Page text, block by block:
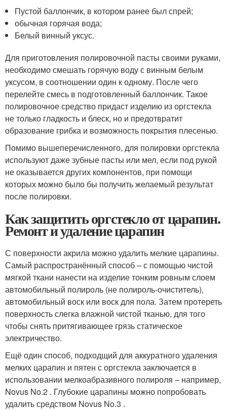
Пустой баллончик, в котором ранее был спрей;
обычная горячая вода;
Белый винный уксус.
Для приготовления полировочной пасты своими руками,
необходимо смешать горячую воду с винным белым
уксусом, в соотношении один к одному. После чего
перелейте смесь в подготовленный баллончик. Такое
полировочное средство придаст изделию из оргстекла
не только гладкость и блеск, но и предотвратит
образование грибка и возможность покрытия плесенью.
Помимо вышеперечисленного, для полировки оргстекла
используют даже зубные пасты или мел, если под рукой
не оказывается других компонентов, при помощи
которых можно было бы получить желаемый результат
после полировки.
Как защитить оргстекло от царапин.
Ремонт и удаление царапин
С поверхности акрила можно удалить мелкие царапины.
Самый распространённый способ – с помощью чистой
мягкой ткани нанести на изделие тонким ровным слоем
автомобильный полироль (не полироль-очиститель),
автомобильный воск или воск для пола. Затем протереть
поверхность слегка влажной чистой тканью, для того
чтобы снять притягивающее грязь статическое
электричество.
Ещё один способ, подходщий для аккуратного удаления
мелких царапин и пятен с оргстекла заключается в
использовании мелкоабразивного полироля – например,
Novus No.2 . Глубокие царапины можно попробовать
удалить средством Novus No.3 .